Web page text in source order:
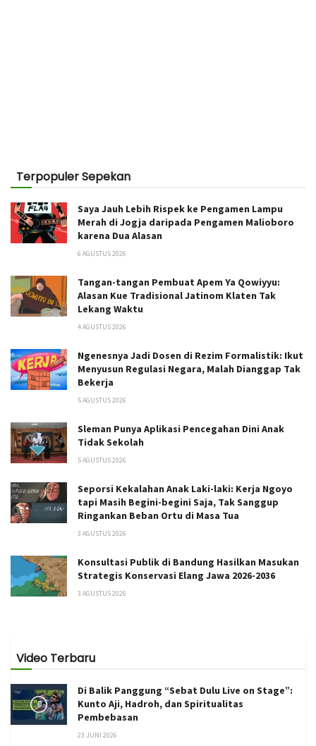
Terpopuler Sepekan
Saya Jauh Lebih Rispek ke Pengamen Lampu
Merah di Jogja daripada Pengamen Malioboro
karena Dua Alasan
6 AGUSTUS 2026
Tangan-tangan Pembuat Apem Ya Qowiyyu:
Alasan Kue Tradisional Jatinom Klaten Tak
Lekang Waktu
4 AGUSTUS 2026
Ngenesnya Jadi Dosen di Rezim Formalistik: Ikut
Menyusun Regulasi Negara, Malah Dianggap Tak
Bekerja
5 AGUSTUS 2026
Sleman Punya Aplikasi Pencegahan Dini Anak
Tidak Sekolah
5 AGUSTUS 2026
Seporsi Kekalahan Anak Laki-laki: Kerja Ngoyo
tapi Masih Begini-begini Saja, Tak Sanggup
Ringankan Beban Ortu di Masa Tua
3 AGUSTUS 2026
Konsultasi Publik di Bandung Hasilkan Masukan
Strategis Konservasi Elang Jawa 2026-2036
3 AGUSTUS 2026
Video Terbaru
Di Balik Panggung “Sebat Dulu Live on Stage”:
Kunto Aji, Hadroh, dan Spiritualitas
Pembebasan
23 JUNI 2026